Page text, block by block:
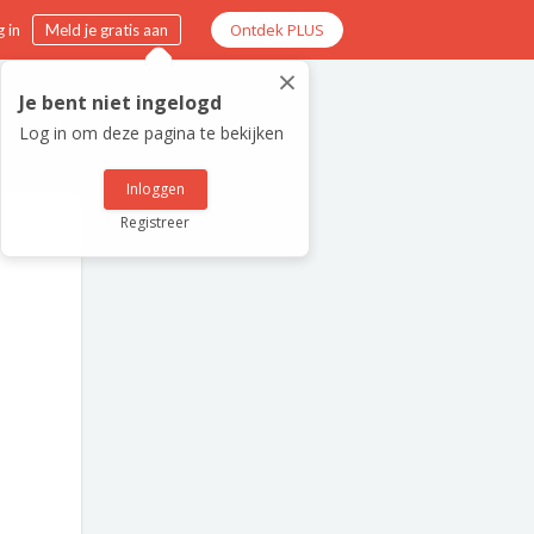
in Meld je gratis aan Ontdek PLUS
×
Je bent niet ingelogd
Log in om deze pagina te bekijken
Inloggen
Registreer